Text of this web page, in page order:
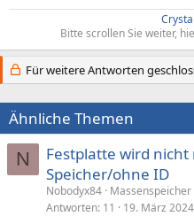
Bitte scrollen Sie weiter,
Für weitere Antworten
Ähnliche Themen
N
Festplatte wird
Speicher/ohne ID
Nobodyx84 Massenspeicher
Antworten 11 19. März 2024